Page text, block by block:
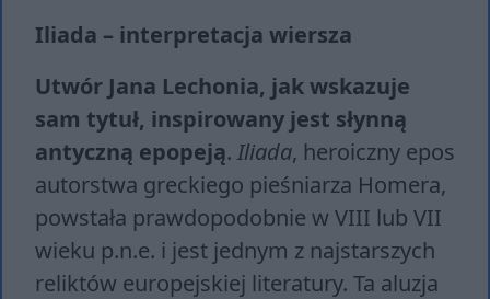
Iliada – interpretacja wiersza
Utwór Jana Lechonia, jak wskazuje
sam tytuł, inspirowany jest słynną
antyczną epopeją. Iliada, heroiczny epos
autorstwa greckiego pieśniarza Homera,
powstała prawdopodobnie w VIII lub VII
wieku p.n.e. i jest jednym z najstarszych
reliktów europejskiej literatury. Ta aluzja